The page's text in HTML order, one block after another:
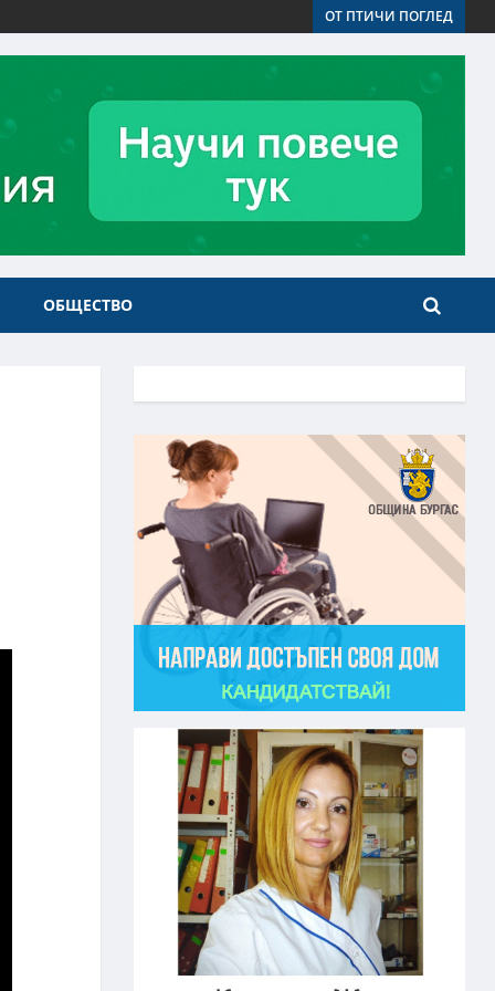
ОТ ПТИЧИ ПОГЛЕД
ОБЩЕСТВО